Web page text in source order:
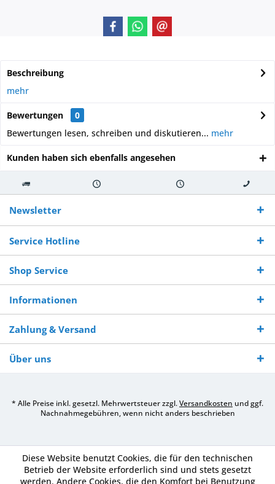
Beschreibung
mehr
Bewertungen
0
Bewertungen lesen, schreiben und diskutieren... mehr
Kunden haben sich ebenfalls angesehen
Kostenloser
Versand ab €
250,-
Versand innerhalb von Versand von So erreichen
Sie uns 0160
970 511 90
Newsletter
Service Hotline
Shop Service
Informationen
Zahlung & Versand
Über uns
* Alle Preise inkl. gesetzl. Mehrwertsteuer zzgl.Versandkosten und ggf.
Nachnahmegebühren, wenn nicht anders beschrieben
Diese Website benutzt Cookies, die für den technischen
Betrieb der Website erforderlich sind und stets gesetzt
werden. Andere Cookies, die den Komfort bei Benutzung